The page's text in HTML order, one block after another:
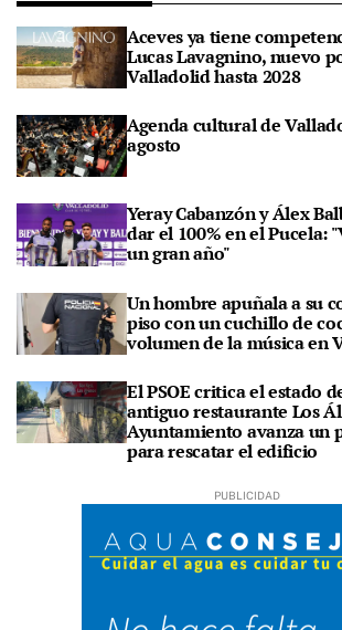
Aceves ya tiene
Lucas Lavagnino, nuevo
Valladolid hasta 2028
Agenda cultural de
agosto
Yeray Cabanzón y Álex
dar el 100% en el Pucela:
un gran año"
Un hombre apuñala a su
piso con un cuchillo de
volumen de la música en
El PSOE critica el estado
antiguo restaurante Los
Ayuntamiento avanza un
para rescatar el edificio